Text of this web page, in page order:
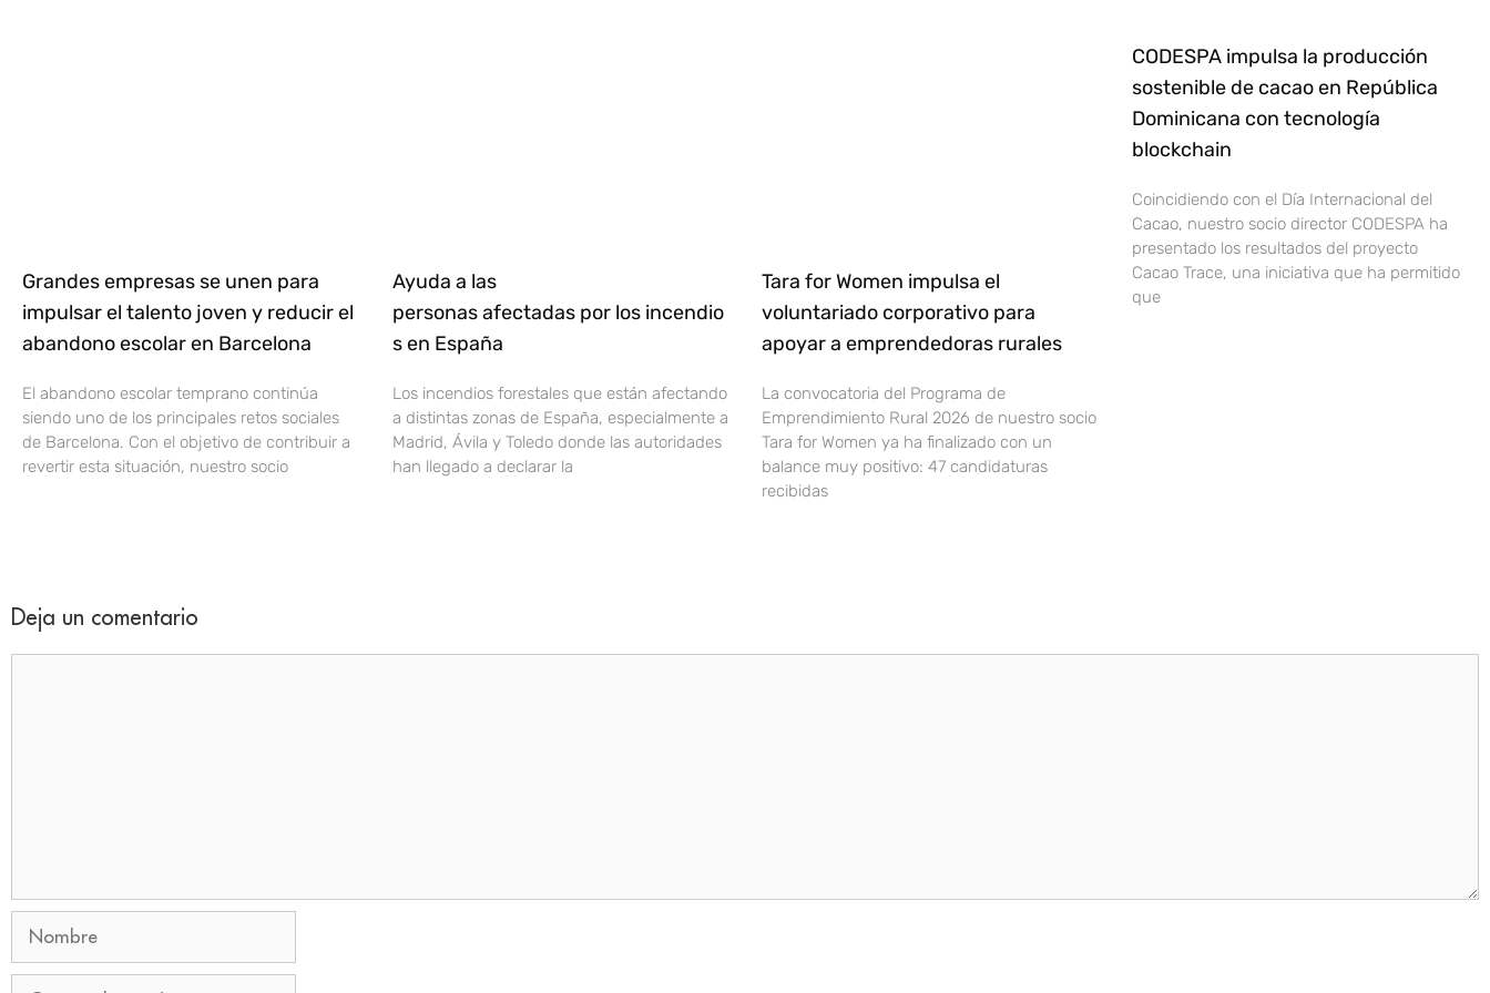
Grandes empresas se unen para
impulsar el talento joven y reducir el
abandono escolar en Barcelona
El abandono escolar temprano continúa
siendo uno de los principales retos sociales
de Barcelona. Con el objetivo de contribuir a
revertir esta situación, nuestro socio
Ayuda a las
personas afectadas por los incendio
s en España
Los incendios forestales que están afectando
a distintas zonas de España, especialmente a
Madrid, Ávila y Toledo donde las autoridades
han llegado a declarar la
Tara for Women impulsa el
voluntariado corporativo para
apoyar a emprendedoras rurales
La convocatoria del Programa de
Emprendimiento Rural 2026 de nuestro socio
Tara for Women ya ha finalizado con un
balance muy positivo: 47 candidaturas
recibidas
CODESPA impulsa la producción
sostenible de cacao en República
Dominicana con tecnología
blockchain
Coincidiendo con el Día Internacional del
Cacao, nuestro socio director CODESPA ha
presentado los resultados del proyecto
Cacao Trace, una iniciativa que ha permitido
que
Deja un comentario